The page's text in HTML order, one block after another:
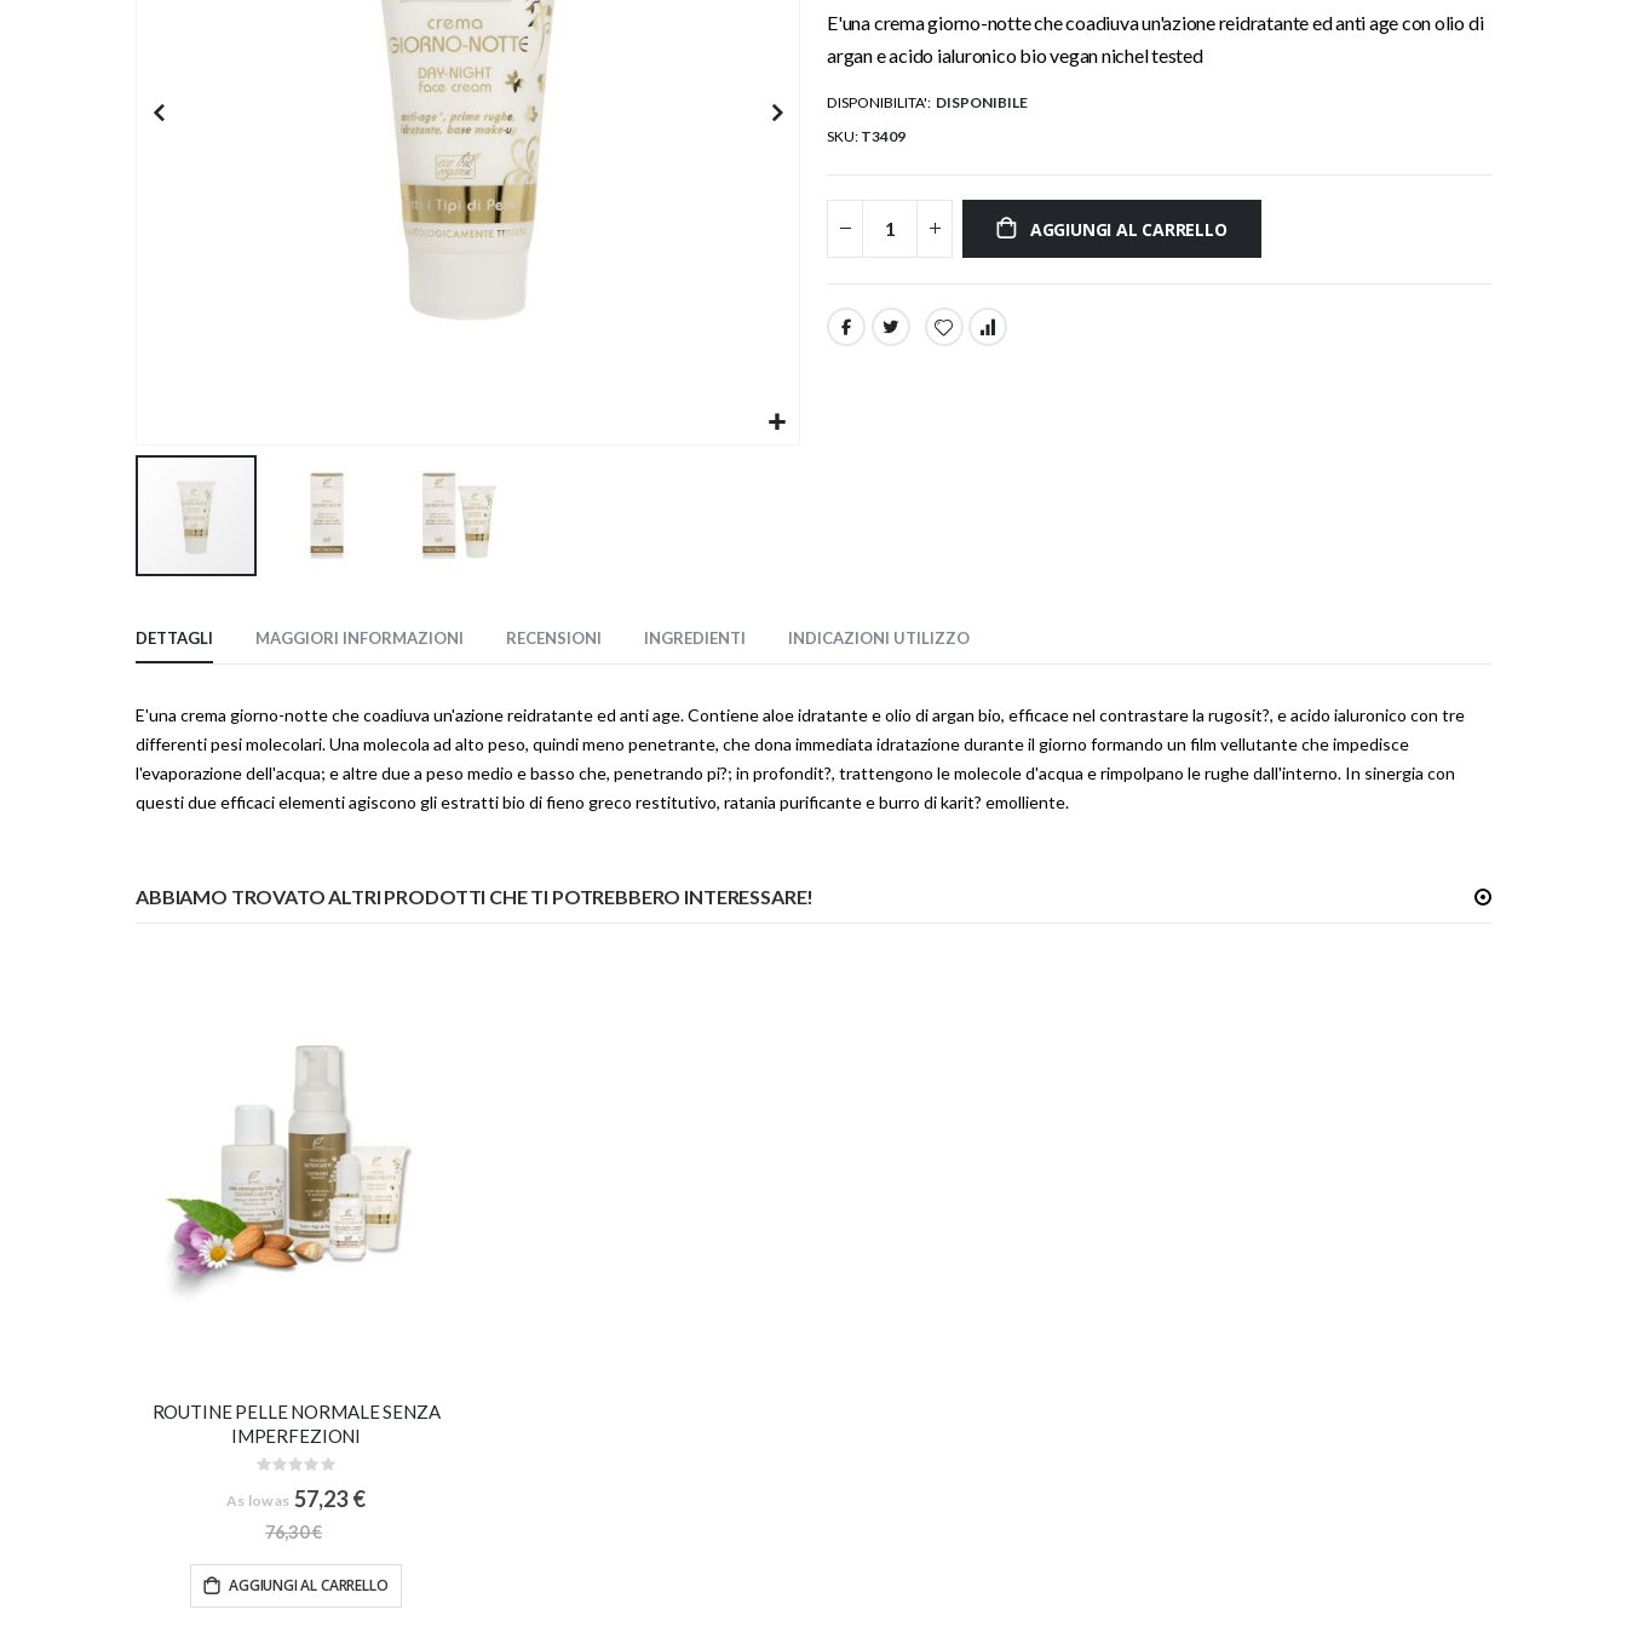
della
di
immagini
E'una crema giorno-notte che coadiuva un'azione reidratante ed anti age con olio di
argan e acido ialuronico bio vegan nichel tested
DISPONIBILITA': DISPONIBILE
SKU T3409
AGGIUNGI AL CARRELLO
DETTAGLI
E'una crema giorno-notte che coadiuva un'azione reidratante ed anti age. Contiene aloe idratante e olio di argan bio, efficace nel contrastare la rugosit?, e acido ialuronico con tre
differenti pesi molecolari. Una molecola ad alto peso, quindi meno penetrante, che dona immediata idratazione durante il giorno formando un film vellutante che impedisce
l'evaporazione dell'acqua; e altre due a peso medio e basso che, penetrando pi?; in profondit?, trattengono le molecole d'acqua e rimpolpano le rughe dall'interno. In sinergia con
questi due efficaci elementi agiscono gli estratti bio di fieno greco restitutivo, ratania purificante e burro di karit? emolliente.
MAGGIORI INFORMAZIONI RECENSIONI INGREDIENTI INDICAZIONI UTILIZZO
ABBIAMO TROVATO ALTRI PRODOTTI CHE TI POTREBBERO INTERESSARE!
ROUTINE PELLE NORMALE SENZA
IMPERFEZIONI
Rating:
As low as 57,23 €
76,30 €
AGGIUNGI AL CARRELLO